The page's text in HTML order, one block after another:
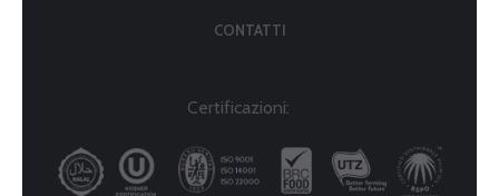
CONTATTI
Certificazioni: